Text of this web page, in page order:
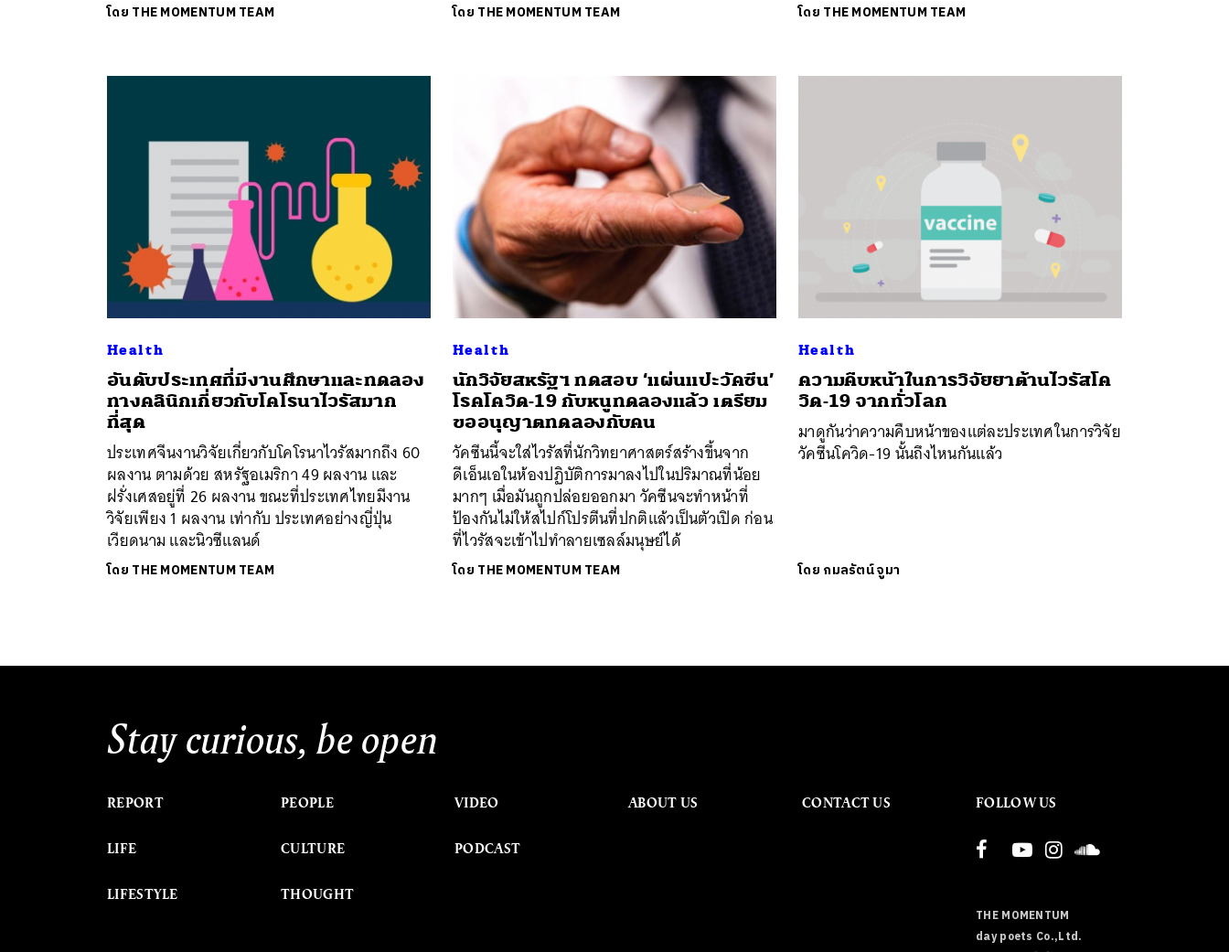
โดย THE MOMENTUM TEAM โดย THE MOMENTUM TEAM โดย THE MOMENTUM TEAM
Health
อันดับประเทศที่มีงานศึกษาและทดลอง
ทางคลินิกเกี่ยวกับโคโรนาไวรัสมาก
ที่สุด
ประเทศจีนงานวิจัยเกี่ยวกับโคโรนาไวรัสมากถึง 60
ผลงาน ตามด้วย สหรัฐอเมริกา 49 ผลงาน และ
ฝรั่งเศสอยู่ที่ 26 ผลงาน ขณะที่ประเทศไทยมีงาน
วิจัยเพียง 1 ผลงาน เท่ากับ ประเทศอย่างญี่ปุ่น
เวียดนาม และนิวซีแลนด์
โดย THE MOMENTUM TEAM
Health
นักวิจัยสหรัฐฯ ทดสอบ ‘แผ่นแปะวัคซีน’
โรคโควิด-19 กับหนูทดลองแล้ว เตรียม
ขออนุญาตทดลองกับคน
วัคซีนนี้จะใส่ไวรัสที่นักวิทยาศาสตร์สร้างขึ้นจาก
ดีเอ็นเอในห้องปฏิบัติการมาลงไปในปริมาณที่น้อย
มากๆ เมื่อมันถูกปล่อยออกมา วัคซีนจะทำหน้าที่
ป้องกันไม่ให้สไปก์โปรตีนที่ปกติแล้วเป็นตัวเปิด ก่อน
ที่ไวรัสจะเข้าไปทำลายเซลล์มนุษย์ได้
โดย THE MOMENTUM TEAM
Health
ความคืบหน้าในการวิจัยยาต้านไวรัสโค
วิด-19 จากทั่วโลก
มาดูกันว่าความคืบหน้าของแต่ละประเทศในการวิจัย
วัคซีนโควิด-19 นั้นถึงไหนกันแล้ว
โดย กมลรัตน์ จูมา
Stay curious, be open
REPORT
LIFE
LIFESTYLE
PEOPLE
CULTURE
THOUGHT
VIDEO
PODCAST
ABOUT US CONTACT US FOLLOW US
THE MOMENTUM
day poets Co.,Ltd.